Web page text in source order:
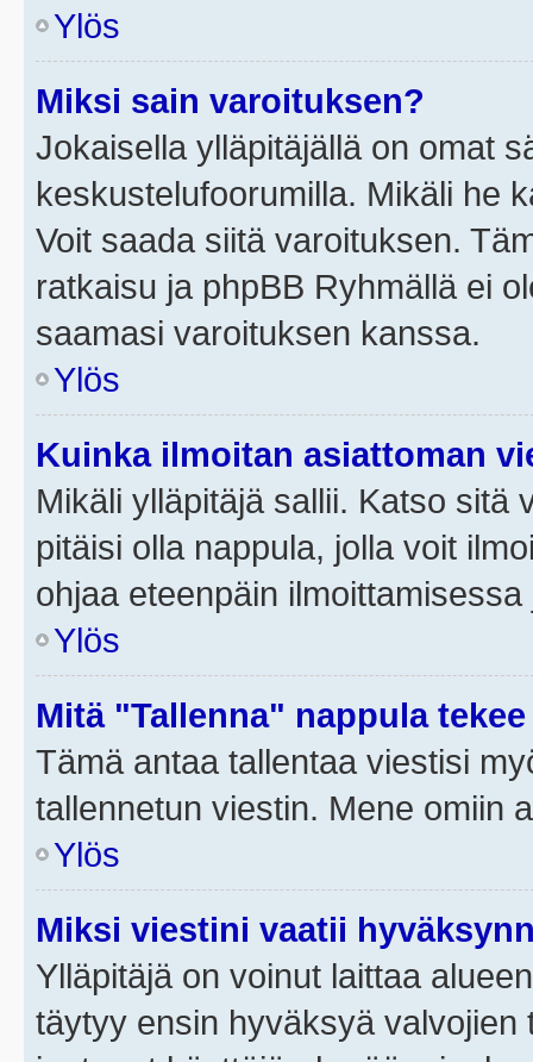
Ylös
Miksi sain varoituksen?
Jokaisella ylläpitäjällä on omat
keskustelufoorumilla. Mikäli he
Voit saada siitä varoituksen.
ratkaisu ja phpBB Ryhmällä ei
saamasi varoituksen kanssa.
Ylös
Kuinka ilmoitan asiattoman
Mikäli ylläpitäjä sallii. Katso sitä
pitäisi olla nappula, jolla voit
ohjaa eteenpäin
Ylös
Mitä "Tallenna" nappula
Tämä antaa tallentaa viestisi
tallennetun viestin. Mene omiin
Ylös
Miksi viestini vaatii
Ylläpitäjä on voinut laittaa
täytyy ensin hyväksyä